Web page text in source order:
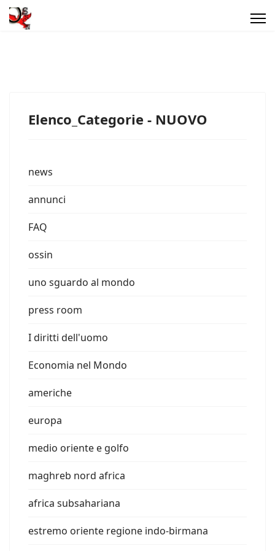
Elenco_Categorie - NUOVO
news
annunci
FAQ
ossin
uno sguardo al mondo
press room
I diritti dell'uomo
Economia nel Mondo
americhe
europa
medio oriente e golfo
maghreb nord africa
africa subsahariana
estremo oriente regione indo-birmana